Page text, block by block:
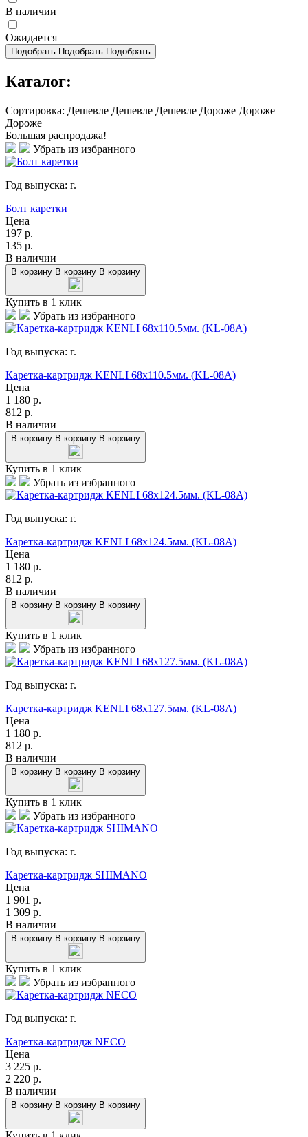
В наличии
Ожидается
Подобрать Подобрать Подобрать
Каталог:
Сортировка: Дешевле Дешевле Дешевле Дороже Дороже
Дороже
Большая распродажа!
Убрать из избранного
Год выпуска: г.
Болт каретки
Цена
197 р.
135 р.
В наличии
В корзину В корзину В корзину
Купить в 1 клик
Убрать из избранного
Год выпуска: г.
Каретка-картридж KENLI 68x110.5мм. (KL-08A)
Цена
1 180 р.
812 р.
В наличии
В корзину В корзину В корзину
Купить в 1 клик
Убрать из избранного
Год выпуска: г.
Каретка-картридж KENLI 68x124.5мм. (KL-08A)
Цена
1 180 р.
812 р.
В наличии
В корзину В корзину В корзину
Купить в 1 клик
Убрать из избранного
Год выпуска: г.
Каретка-картридж KENLI 68x127.5мм. (KL-08A)
Цена
1 180 р.
812 р.
В наличии
В корзину В корзину В корзину
Купить в 1 клик
Убрать из избранного
Год выпуска: г.
Каретка-картридж SHIMANO
Цена
1 901 р.
1 309 р.
В наличии
В корзину В корзину В корзину
Купить в 1 клик
Убрать из избранного
Год выпуска: г.
Каретка-картридж NECO
Цена
3 225 р.
2 220 р.
В наличии
В корзину В корзину В корзину